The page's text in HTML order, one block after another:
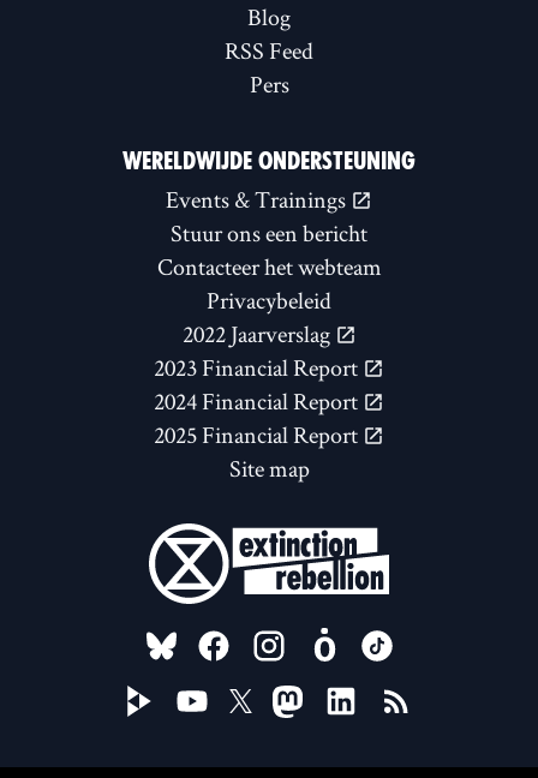
Blog
RSS Feed
Pers
WERELDWIJDE ONDERSTEUNING
Events & Trainings
Stuur ons een bericht
Contacteer het webteam
Privacybeleid
2022 Jaarverslag
2023 Financial Report
2024 Financial Report
2025 Financial Report
Site map
FOLLOW US ON